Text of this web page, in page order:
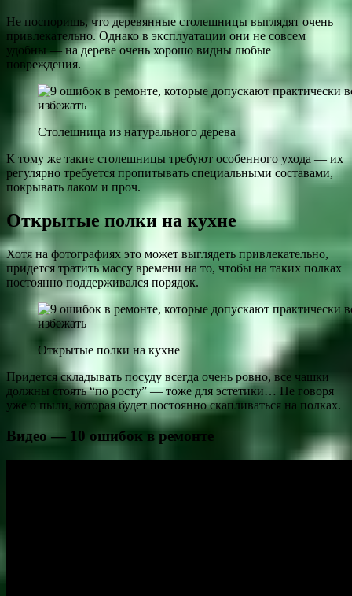
Не поспоришь, что деревянные столешницы выглядят очень
привлекательно. Однако в эксплуатации они не совсем
удобны — на дереве очень хорошо видны любые
повреждения.
Столешница из натурального дерева
К тому же такие столешницы требуют особенного ухода — их
регулярно требуется пропитывать специальными составами,
покрывать лаком и проч.
Открытые полки на кухне
Хотя на фотографиях это может выглядеть привлекательно,
придется тратить массу времени на то, чтобы на таких полках
постоянно поддерживался порядок.
Открытые полки на кухне
Придется складывать посуду всегда очень ровно, все чашки
должны стоять “по росту” — тоже для эстетики… Не говоря
уже о пыли, которая будет постоянно скапливаться на полках.
Видео — 10 ошибок в ремонте